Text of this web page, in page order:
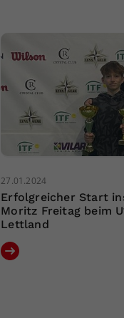
27.01.2024
Erfolgreicher Start
Moritz Freitag beim
Lettland